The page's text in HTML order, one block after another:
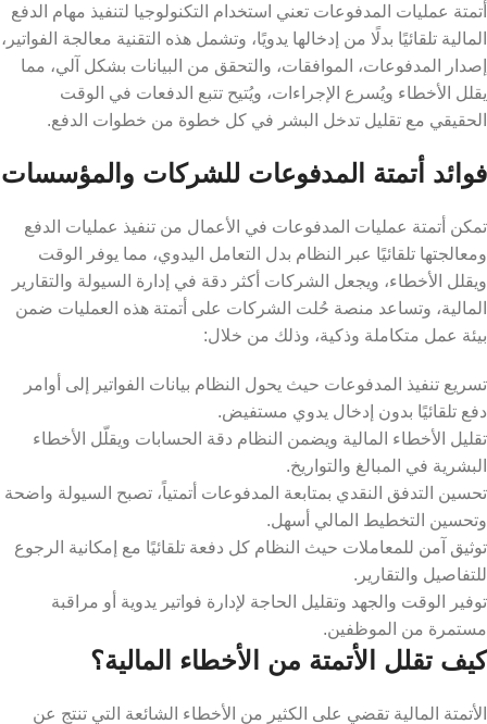
أتمتة عمليات المدفوعات تعني استخدام التكنولوجيا لتنفيذ مهام الدفع
المالية تلقائيًا بدلًا من إدخالها يدويًا، وتشمل هذه التقنية معالجة الفواتير،
إصدار المدفوعات، الموافقات، والتحقق من البيانات بشكل آلي، مما
يقلل الأخطاء ويُسرع الإجراءات، ويُتيح تتبع الدفعات في الوقت
الحقيقي مع تقليل تدخل البشر في كل خطوة من خطوات الدفع.
فوائد أتمتة المدفوعات للشركات والمؤسسات
تمكن أتمتة عمليات المدفوعات في الأعمال من تنفيذ عمليات الدفع
ومعالجتها تلقائيًا عبر النظام بدل التعامل اليدوي، مما يوفر الوقت
ويقلل الأخطاء، ويجعل الشركات أكثر دقة في إدارة السيولة والتقارير
المالية، وتساعد منصة حُلت الشركات على أتمتة هذه العمليات ضمن
بيئة عمل متكاملة وذكية، وذلك من خلال:
تسريع تنفيذ المدفوعات حيث يحول النظام بيانات الفواتير إلى أوامر
دفع تلقائيًا بدون إدخال يدوي مستفيض.
تقليل الأخطاء المالية ويضمن النظام دقة الحسابات ويقلّل الأخطاء
البشرية في المبالغ والتواريخ.
تحسين التدفق النقدي بمتابعة المدفوعات أتمتياً، تصبح السيولة واضحة
وتحسين التخطيط المالي أسهل.
توثيق آمن للمعاملات حيث النظام كل دفعة تلقائيًا مع إمكانية الرجوع
للتفاصيل والتقارير.
توفير الوقت والجهد وتقليل الحاجة لإدارة فواتير يدوية أو مراقبة
مستمرة من الموظفين.
كيف تقلل الأتمتة من الأخطاء المالية؟
الأتمتة المالية تقضي على الكثير من الأخطاء الشائعة التي تنتج عن